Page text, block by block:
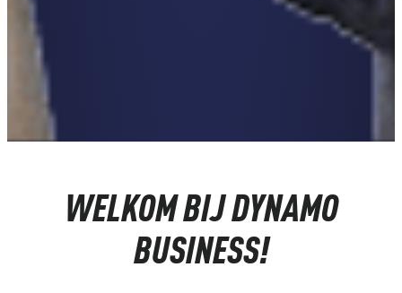
WELKOM BIJ DYNAMO
BUSINESS!